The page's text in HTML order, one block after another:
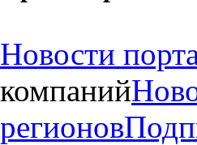
Новости
компаний
регионов